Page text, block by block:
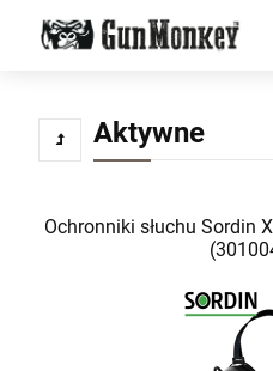
Aktywne
Ochronniki słuchu Sordin